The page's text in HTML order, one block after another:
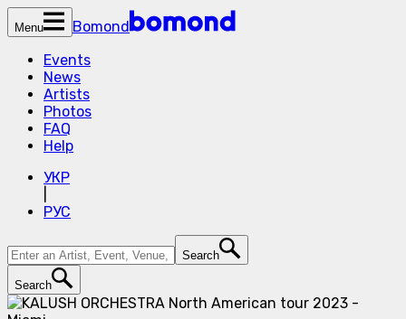
Menu
Bomond
Events
News
Artists
Photos
FAQ
Help
УКР
РУС
Search
Search